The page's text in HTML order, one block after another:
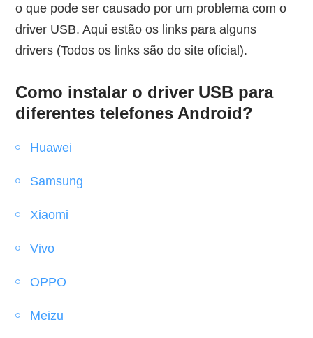
o que pode ser causado por um problema com o
driver USB. Aqui estão os links para alguns
drivers (Todos os links são do site oficial).
Como instalar o driver USB para
diferentes telefones Android?
Huawei
Samsung
Xiaomi
Vivo
OPPO
Meizu